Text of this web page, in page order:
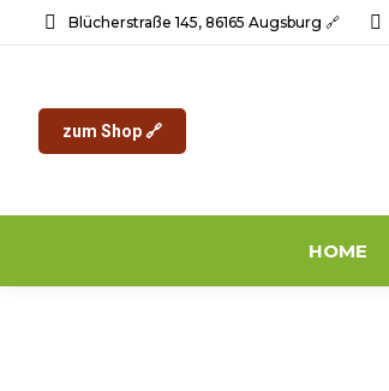
Blücherstraße 145, 86165 Augsburg 🔗
zum Shop 🔗
HOME